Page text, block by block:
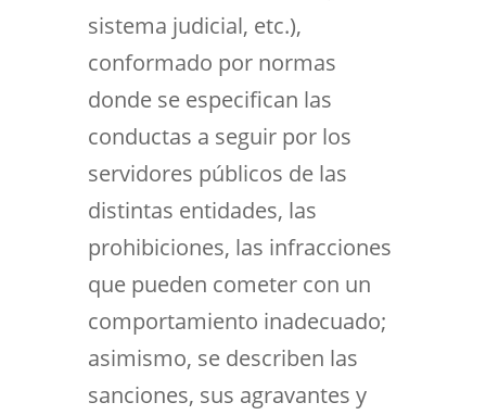
sistema judicial, etc.),
conformado por normas
donde se especifican las
conductas a seguir por los
servidores públicos de las
distintas entidades, las
prohibiciones, las infracciones
que pueden cometer con un
comportamiento inadecuado;
asimismo, se describen las
sanciones, sus agravantes y